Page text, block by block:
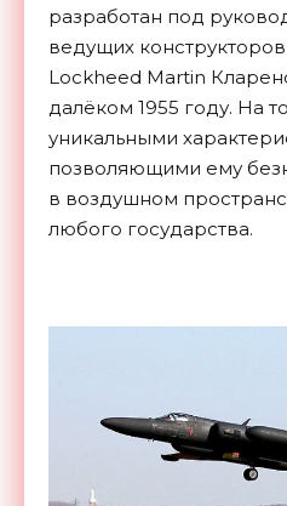
разработан под
ведущих
Lockheed Martin
далёком 1955 году. На
уникальными
позволяющими ему
в воздушном
любого государства.